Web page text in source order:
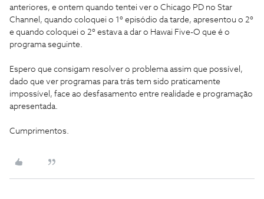
anteriores, e ontem quando tentei ver o Chicago PD no Star
Channel, quando coloquei o 1º episódio da tarde, apresentou o 2º
e quando coloquei o 2º estava a dar o Hawai Five-O que é o
programa seguinte.
Espero que consigam resolver o problema assim que possível,
dado que ver programas para trás tem sido praticamente
impossível, face ao desfasamento entre realidade e programação
apresentada.
Cumprimentos.